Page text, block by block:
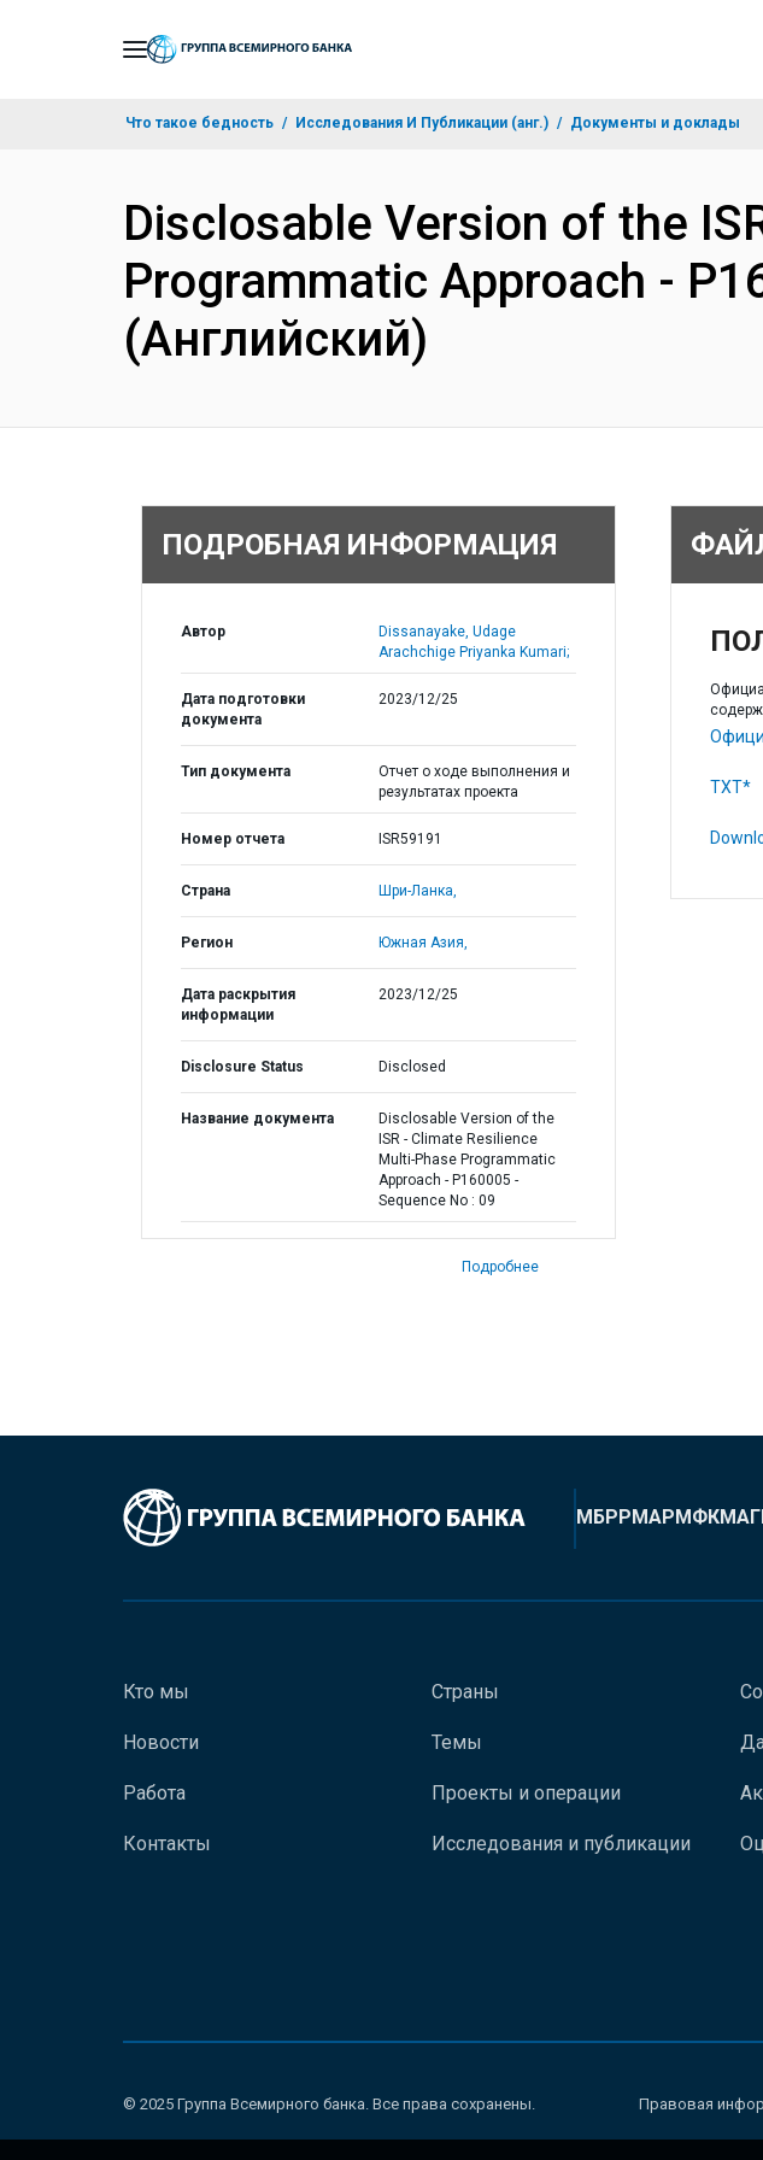
Что такое бедность Исследования И Публикации (анг.) Документы и доклады
Disclosable Version of the
Programmatic Approach -
(Английский)
ПОДРОБНАЯ ИНФОРМАЦИЯ
Автор
Dissanayake, Udage
Arachchige Priyanka Kumari;
Дата подготовки
документа
2023/12/25
Тип документа
Отчет о ходе выполнения и
результатах проекта
Номер отчета ISR59191
Страна Шри-Ланка,
Регион Южная Азия,
Дата раскрытия
информации
2023/12/25
Disclosure Status Disclosed
Название документа
Disclosable Version of the
ISR - Climate Resilience
Multi-Phase Programmatic
Approach - P160005 -
Sequence No : 09
Подробнее
TXT*
МБРРМАРМФК
Кто мы
Новости
Работа
Контакты
Страны
Темы
Проекты и операции
Исследования и публикации
© 2025 Группа Всемирного банка. Все права сохранены. Правовая